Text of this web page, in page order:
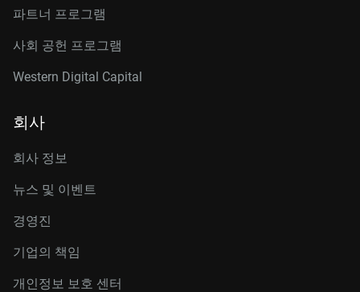
파트너 프로그램
사회 공헌 프로그램
Western Digital Capital
회사
회사 정보
뉴스 및 이벤트
경영진
기업의 책임
개인정보 보호 센터